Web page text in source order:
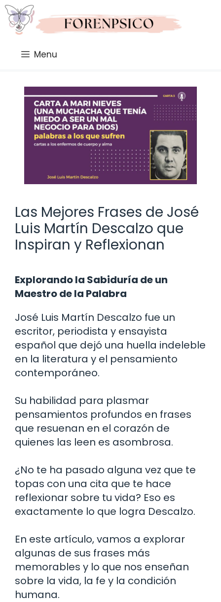
Saltar
al
contenido
Menu
Las Mejores Frases de José
Luis Martín Descalzo que
Inspiran y Reflexionan
Explorando la Sabiduría de un
Maestro de la Palabra
José Luis Martín Descalzo fue un
escritor, periodista y ensayista
español que dejó una huella indeleble
en la literatura y el pensamiento
contemporáneo.
Su habilidad para plasmar
pensamientos profundos en frases
que resuenan en el corazón de
quienes las leen es asombrosa.
¿No te ha pasado alguna vez que te
topas con una cita que te hace
reflexionar sobre tu vida? Eso es
exactamente lo que logra Descalzo.
En este artículo, vamos a explorar
algunas de sus frases más
memorables y lo que nos enseñan
sobre la vida, la fe y la condición
humana.